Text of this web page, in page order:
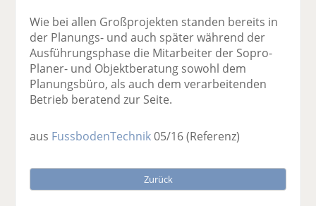
Wie bei allen Großprojekten standen bereits in
der Planungs- und auch später während der
Ausführungsphase die Mitarbeiter der Sopro-
Planer- und Objektberatung sowohl dem
Planungsbüro, als auch dem verarbeitenden
Betrieb beratend zur Seite.
aus FussbodenTechnik05/16(Referenz)
Zurück